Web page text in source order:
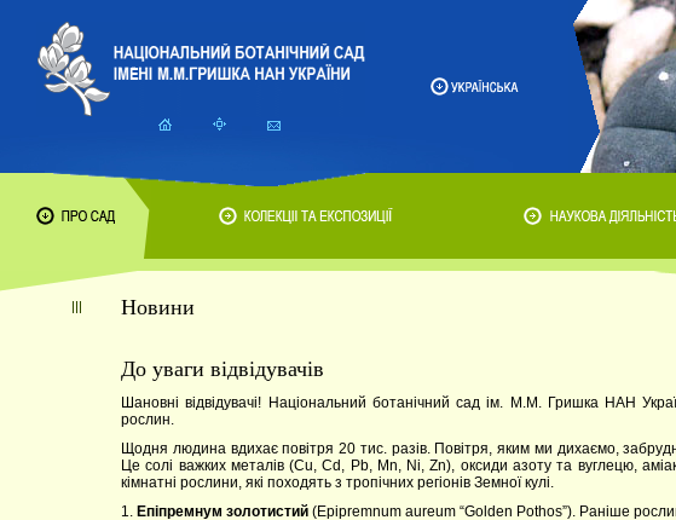
Новини
До уваги відвідувачів
Шановні відвідувачі! Національний ботанічний сад ім. М.М. Гришка НАН
рослин.
Щодня людина вдихає повітря 20 тис. разів. Повітря, яким ми дихаємо,
Це солі важких металів (Cu, Cd, Pb, Mn, Ni, Zn), оксиди азоту та вуглецю,
кімнатні рослини, які походять з тропічних регіонів Земної кулі.
1. Епіпремнум золотистий (Epipremnum aureum “Golden Pothos”). Раніше